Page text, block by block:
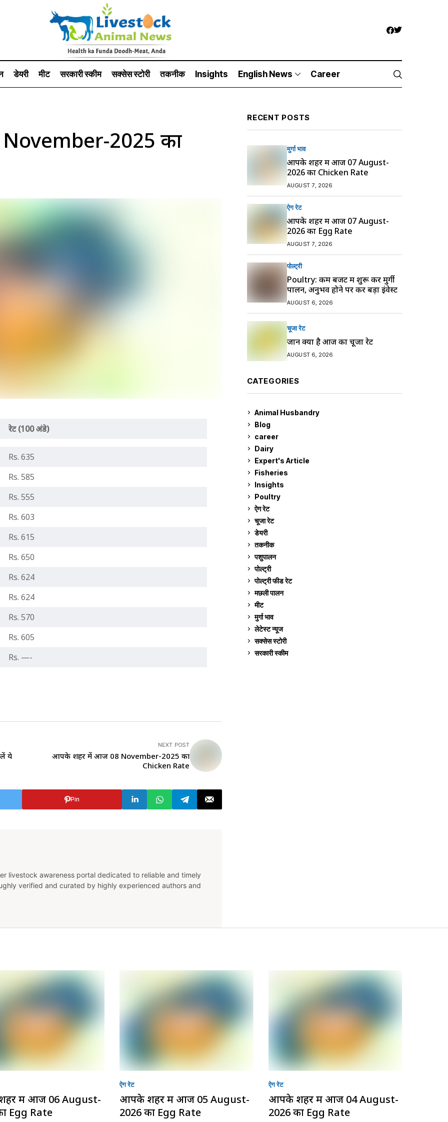
डेयरी मीट सरकारी स्की‍म सक्सेस स्टो‍री तकनीक Insights English News Career
2025 का
रेट (100 अंडे)
Rs. 635
Rs. 585
Rs. 555
Rs. 603
Rs. 615
Rs. 650
Rs. 624
Rs. 624
Rs. 570
Rs. 605
Rs. —-
लें ये
NEXT POST
आपके शहर में आज 08 November-2025 का
Chicken Rate
Pin
livestock awareness portal dedicated to reliable and timely
verified and curated by highly experienced authors and
RECENT POSTS
मुर्गा भाव
आपके शहर में आज 07 August-
2026 का Chicken Rate
AUGUST 7, 2026
ऐग रेट
आपके शहर में आज 07 August-
2026 का Egg Rate
AUGUST 7, 2026
पोल्ट्री
Poultry: कम बजट में शुरू करें मुर्गी
पालन, अनुभव होने पर करें बड़ा इंवेस्ट
AUGUST 6, 2026
चूजा रेट
जानें क्या है आज का चूजा रेट
AUGUST 6, 2026
CATEGORIES
Animal Husbandry
Blog
career
Dairy
Expert's Article
Fisheries
Insights
Poultry
ऐग रेट
चूजा रेट
डेयरी
तकनीक
पशुपालन
पोल्ट्री
पोल्ट्री फीड रेट
मछली पालन
मीट
मुर्गा भाव
लेटेस्ट न्यूज
सक्सेस स्टो‍री
सरकारी स्की‍म
में आज 06 August-
Egg Rate
ऐग रेट
आपके शहर में आज 05 August-
2026 का Egg Rate
ऐग रेट
आपके शहर में आज 04 August-
2026 का Egg Rate